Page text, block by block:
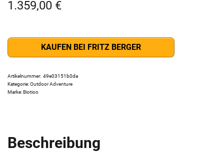
1.359,00 €
KAUFEN BEI FRITZ BERGER
Artikelnummer: 49e03151b0da
Kategorie:Outdoor Adventure
Marke:Biotioo
Beschreibung